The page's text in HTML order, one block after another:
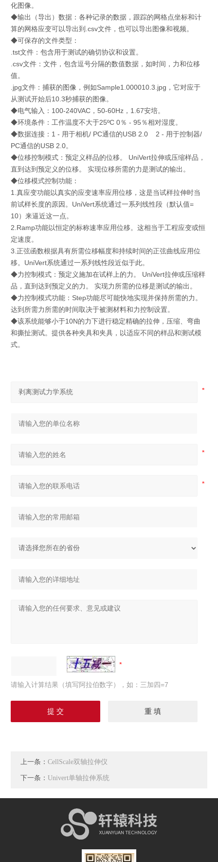
化图像。
◆输出（导出）数据：各种记录的数据，跟踪的网格点坐标和计
算的网格应变可以导出到.csv文件，也可以导出图像和视频。
◆可保存的文件类型：
.tst文件：包含用于测试的确切协议和设置。
.csv文件：文件，包含逗号分隔的数值数据，如时间，力和位移
值。
.jpg文件：捕获的图像，例如Sample1.000010.3.jpg，它对应于
从测试开始后10.3秒捕获的图像。
◆电气输入：100-240VAC，50-60Hz，1.67安培。
◆环境条件：工作温度不大于25ºC 0％ - 95％相对湿度。
◆数据连接：1 - 用于相机/ PC通信的USB 2.0 2 - 用于控制器/
PC通信的USB 2.0。
◆位移控制模式：预定义样品的位移。 UniVert拉伸或压缩样品，
直到达到预定义的位移。 实现位移所需的力是测试的输出。
◆位移模式控制功能：
1.真应变功能以真实的应变速率应用位移，这是当试样拉伸时当
前试样长度的原因。UniVert系统通过一系列线性段（默认值=
10）来逼近这一点。
2.Ramp功能以恒定的标称速率应用位移。这相当于工程应变或恒
定速度。
3.正弦函数根据具有所需位移幅度和持续时间的正弦曲线应用位
移。UniVert系统通过一系列线性段近似于此。
◆力控制模式：预定义施加在试样上的力。 UniVert拉伸或压缩样
品，直到达到预定义的力。 实现力所需的位移是测试的输出。
◆力控制模式功能：Step功能尽可能快地实现并保持所需的力。
达到所需力所需的时间取决于被测材料和力控制设置。
◆该系统能够小于10N的力下进行稳定精确的拉伸，压缩、弯曲
和撕扯测试。提供各种夹具和夹具，以适应不同的样品和测试模
式。
请输入计算结果（填写阿拉伯数字），如：三加四=7
上一条：CellScale双轴拉伸仪
下一条：Univert单轴拉伸系统